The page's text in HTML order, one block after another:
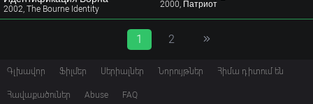
2002, The Bourne Identity 2000, Патриот
1 2
Գլխավոր Ֆիլմեր Սերիալներ Նորույթներ Հիմա դիտում են
Հավաքածուներ Abuse FAQ